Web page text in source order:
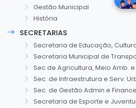
Gestão Municipal
História
SECRETARIAS
Secretaria de Educação,
Secretaria Municipal de
Sec de Agricultura, Meio Amb.
Sec. de Infraestrutura e Serv.
Sec. de Gestão Admin e
Secretaria de Esporte e